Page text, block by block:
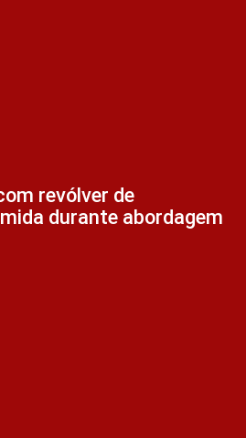
revólver de
durante abordagem